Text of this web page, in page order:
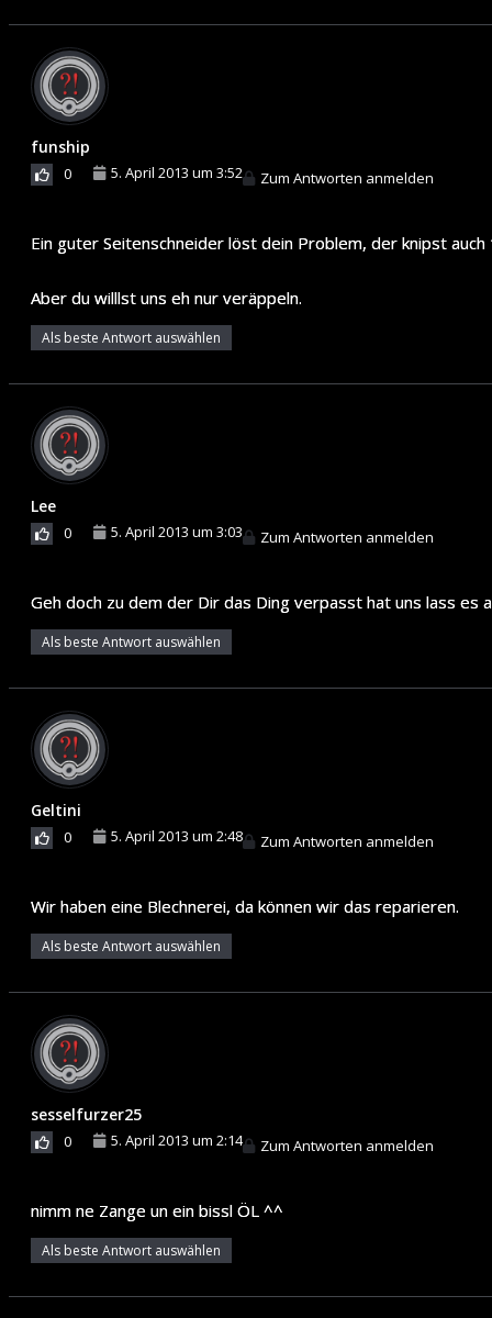
funship
0 5. April 2013 um 3:52 Zum Antworten anmelden
Ein guter Seitenschneider löst dein Problem, der knipst
Aber du willlst uns eh nur veräppeln.
Als beste Antwort auswählen
Lee
0 5. April 2013 um 3:03 Zum Antworten anmelden
Geh doch zu dem der Dir das Ding verpasst hat uns lass es
Als beste Antwort auswählen
Geltini
0 5. April 2013 um 2:48 Zum Antworten anmelden
Wir haben eine Blechnerei, da können wir das reparieren.
Als beste Antwort auswählen
sesselfurzer25
0 5. April 2013 um 2:14 Zum Antworten anmelden
nimm ne Zange un ein bissl ÖL ^^
Als beste Antwort auswählen